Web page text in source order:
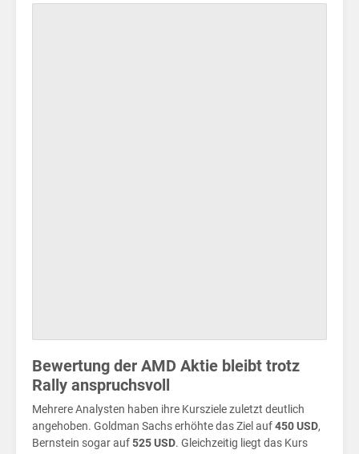
Bewertung der AMD Aktie bleibt trotz
Rally anspruchsvoll
Mehrere Analysten haben ihre Kursziele zuletzt deutlich
angehoben. Goldman Sachs erhöhte das Ziel auf450 USD,
Bernstein sogar auf525 USD. Gleichzeitig liegt das Kurs